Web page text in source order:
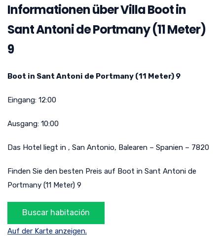
Informationen über Villa Boot in
Sant Antoni de Portmany (11 Meter)
9
Boot in Sant Antoni de Portmany (11 Meter) 9
Eingang: 12:00
Ausgang: 10:00
Das Hotel liegt in , San Antonio, Balearen – Spanien – 7820
Finden Sie den besten Preis auf Boot in Sant Antoni de
Portmany (11 Meter) 9
Auf der Karte anzeigen.